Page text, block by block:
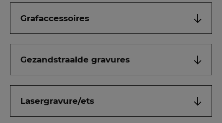
Grafaccessoires
Gezandstraalde gravures
Lasergravure/ets